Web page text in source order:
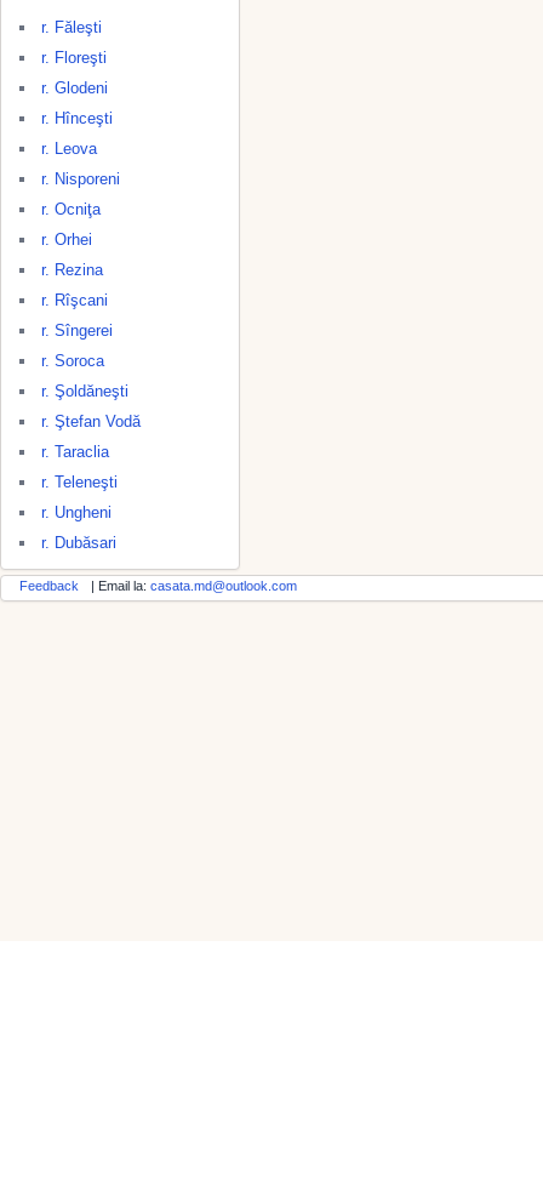
r. Făleşti
r. Floreşti
r. Glodeni
r. Hînceşti
r. Leova
r. Nisporeni
r. Ocniţa
r. Orhei
r. Rezina
r. Rîşcani
r. Sîngerei
r. Soroca
r. Şoldăneşti
r. Ştefan Vodă
r. Taraclia
r. Teleneşti
r. Ungheni
r. Dubăsari
Feedback | Email la: casata.md@outlook.com